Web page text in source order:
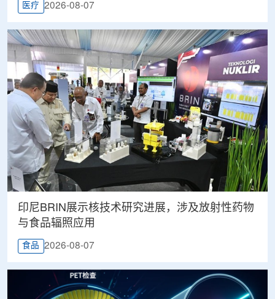
医疗 2026-08-07
印尼BRIN展示核技术研究进展，涉及放射性药物
与食品辐照应用
食品 2026-08-07